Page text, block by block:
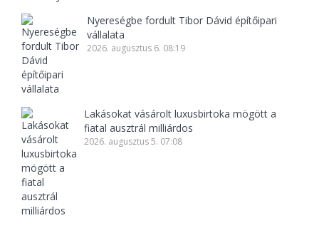
Nyereségbe fordult Tibor Dávid építőipari
vállalata
2026. augusztus 6. 08:19
Lakásokat vásárolt luxusbirtoka mögött a
fiatal ausztrál milliárdos
2026. augusztus 5. 07:08